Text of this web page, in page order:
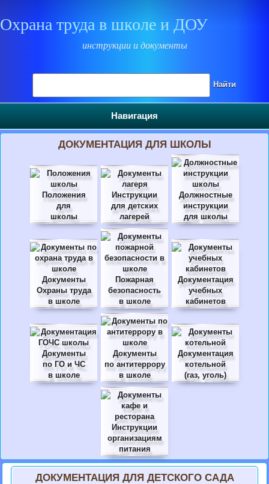
Охрана труда в школе и ДОУ
инструкции и документы
Навигация
ДОКУМЕНТАЦИЯ ДЛЯ ШКОЛЫ
Положения
для
школы
Инструкции
для детских
лагерей
Должностные
инструкции
для школы
Документы
Охраны труда
в школе
Пожарная
безопасность
в школе
Документация
учебных
кабинетов
Документы
по ГО и ЧС
в школе
Документы
по антитеррору
в школе
Документация
котельной
(газ, уголь)
Инструкции
организациям
питания
ДОКУМЕНТАЦИЯ ДЛЯ ДЕТСКОГО САДА